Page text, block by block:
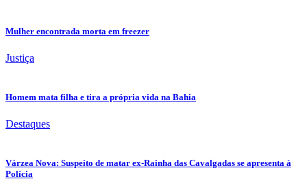
Mulher encontrada morta em freezer
Justiça
Homem mata filha e tira a própria vida na Bahia
Destaques
Várzea Nova: Suspeito de matar ex-Rainha das Cavalgadas se apresenta à
Polícia